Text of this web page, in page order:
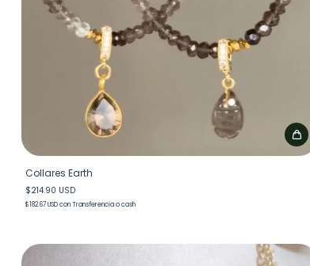
Collares Earth
$214.90 USD
$182.67 USDcon Transferencia o cash